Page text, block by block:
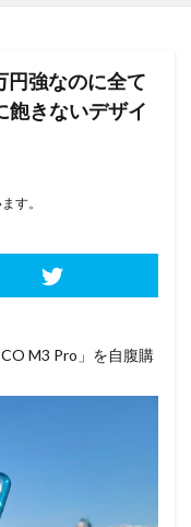
円強なのに全て
飽きないデザイ
す。
M3 Pro」を自腹購